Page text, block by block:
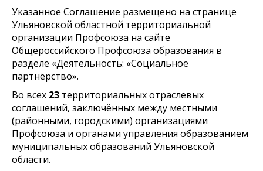
Указанное Соглашение размещено на странице
Ульяновской областной территориальной
организации Профсоюза на сайте
Общероссийского Профсоюза образования в
разделе «Деятельность: «Социальное
партнёрство».
Во всех 23 территориальных отраслевых
соглашений, заключённых между местными
(районными, городскими) организациями
Профсоюза и органами управления образованием
муниципальных образований Ульяновской
области.